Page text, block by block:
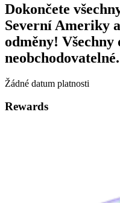
Dokončete
Severní Ameriky
odměny! Všechny
neobchodovatelné.
Žádné datum platnosti
Rewards